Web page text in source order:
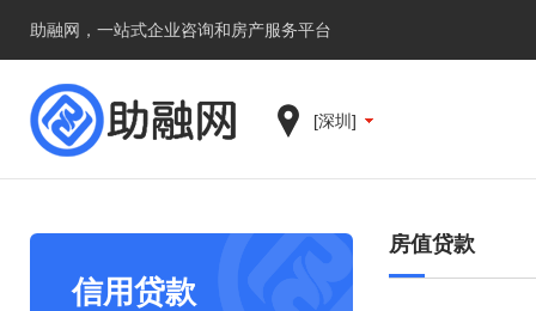
助融网，一站式企业咨询和房产服务平台
[深圳]
信用贷款
房值贷款